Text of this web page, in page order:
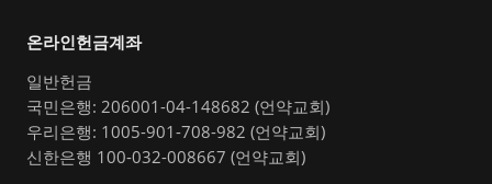
온라인헌금계좌
일반헌금
국민은행: 206001-04-148682 (언약교회)
우리은행: 1005-901-708-982 (언약교회)
신한은행 100-032-008667 (언약교회)